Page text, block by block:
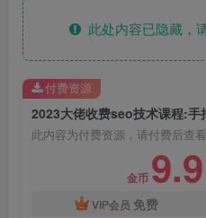
此处内容已隐藏，
此内容为付费资源，请付费后查看
金币 9.9
VIP会员 免费
付费资源